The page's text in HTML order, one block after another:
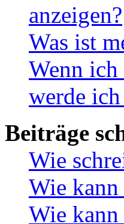
anzeigen?
Was ist
Wenn
werde
Beiträge
Wie
Wie kann
Wie